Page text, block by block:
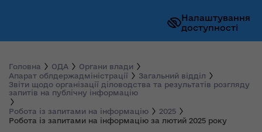
Налаштування
доступності
Головна ОДА
Органи влади
Апарат облдержадміністрації
Загальний відділ
Звіти щодо організації діловодства та результатів розгляду
запитів на публічну інформацію
Робота із запитами на інформацію
2025
Робота із запитами на інформацію за лютий 2025 року